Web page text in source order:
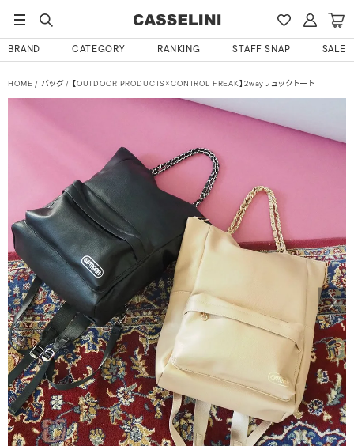
BRAND CATEGORY RANKING STAFF SNAP SALE
HOME バッグ 【OUTDOOR PRODUCTS×CONTROL FREAK】2wayリュックトート